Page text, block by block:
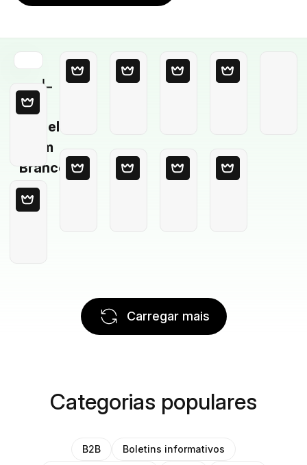
Modelo
em
Branco
Carregar mais
Categorias populares
B2B
Boletins informativos